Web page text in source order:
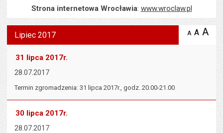
Strona internetowa Wrocławia: www.wroclaw.pl
Lipiec 2017 A zmniejsz
A A
31 lipca 2017r.
28.07.2017
Termin zgromadzenia: 31 lipca 2017r., godz. 20.00-21.00
30 lipca 2017r.
28.07.2017